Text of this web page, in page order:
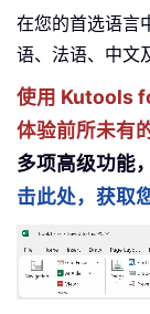
在您的首选语言
语、法语、中文
使用 Kutools
体验前所未有
多项高级功能
击此处，获取